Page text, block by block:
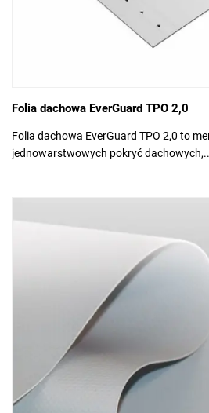
Folia dachowa EverGuard TPO 2,0
Folia dachowa EverGuard TPO 2,0 to
jednowarstwowych pokryć